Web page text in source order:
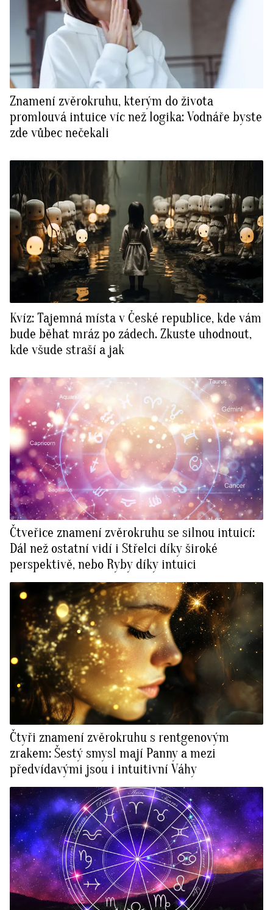
Znamení zvěrokruhu, kterým do života
promlouvá intuice víc než logika: Vodnáře byste
zde vůbec nečekali
Kvíz: Tajemná místa v České republice, kde vám
bude běhat mráz po zádech. Zkuste uhodnout,
kde všude straší a jak
Čtveřice znamení zvěrokruhu se silnou intuicí:
Dál než ostatní vidí i Střelci díky široké
perspektivě, nebo Ryby díky intuici
Čtyři znamení zvěrokruhu s rentgenovým
zrakem: Šestý smysl mají Panny a mezi
předvídavými jsou i intuitivní Váhy